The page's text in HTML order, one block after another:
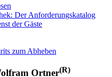
Der Anforderungskatalog
der Gäste
zum Abheben
Ortner(R)